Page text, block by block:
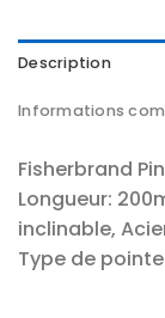
Description
Informations
Fisherbrand
Longueur:
inclinable,
Type de